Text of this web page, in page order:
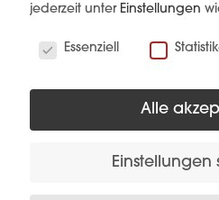
jederzeit unter Einstellungen
Essenziell
Alle
Einstellungen